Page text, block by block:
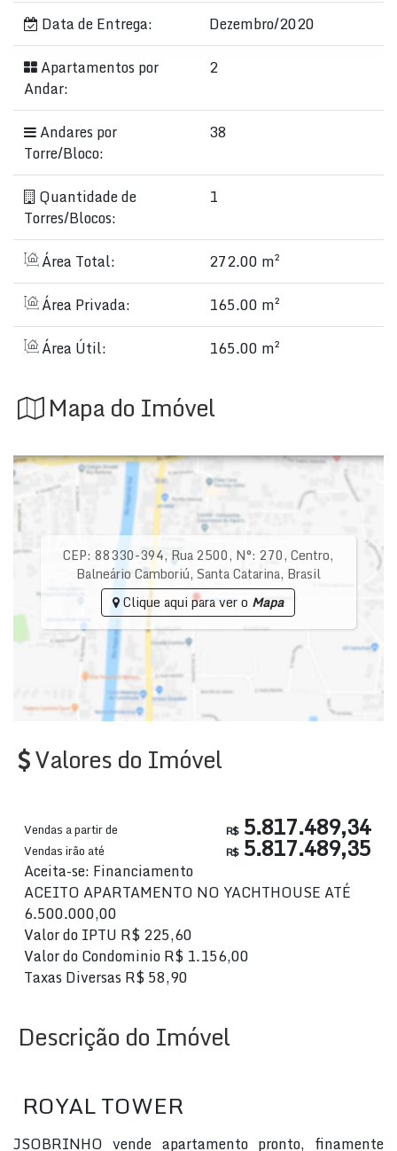
Data de Entrega:
Dezembro/2020
Apartamentos por
Andar:
2
Andares por
Torre/Bloco:
38
Quantidade de
Torres/Blocos:
1
Área Total:
272.00 m²
Área Privada:
165.00 m²
Área Útil:
165.00 m²
Mapa do Imóvel
CEP: 88330-394, Rua 2500, N°: 270,Centro,
Balneário Camboriú, Santa Catarina, Brasil
Clique aqui para ver o Mapa
Valores do Imóvel
R$5.817.489,34
Vendas a partir de
R$5.817.489,35
Vendas irão até
Aceita-se: Financiamento
ACEITO APARTAMENTO NO YACHTHOUSE ATÉ
6.500.000,00
Valor do IPTU R$225,60
Valor do CondominioR$ 1.156,00
Taxas DiversasR$58,90
Descrição do Imóvel
ROYAL TOWER
JSOBRINHO vende apartamento pronto, finamente